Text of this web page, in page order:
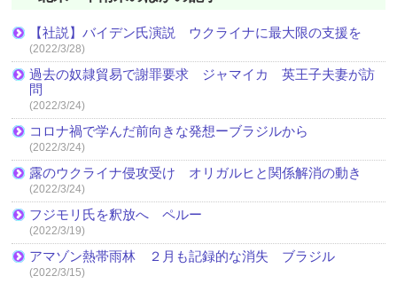
【社説】バイデン氏演説 ウクライナに最大限の支援を
(2022/3/28)
過去の奴隷貿易で謝罪要求 ジャマイカ 英王子夫妻が訪
問
(2022/3/24)
コロナ禍で学んだ前向きな発想ーブラジルから
(2022/3/24)
露のウクライナ侵攻受け オリガルヒと関係解消の動き
(2022/3/24)
フジモリ氏を釈放へ ペルー
(2022/3/19)
アマゾン熱帯雨林 ２月も記録的な消失 ブラジル
(2022/3/15)